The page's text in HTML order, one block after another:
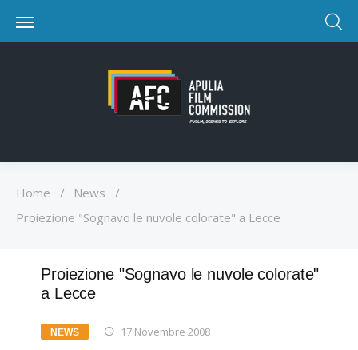
Home / News
/
Proiezione "Sognavo le nuvole colorate" a Lecce
Proiezione "Sognavo le nuvole colorate"
a Lecce
NEWS 17 Novembre 2008